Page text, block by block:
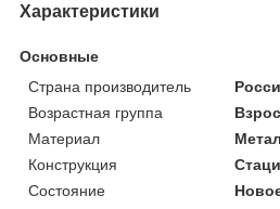
Характеристики
Основные
Страна производитель
Возрастная группа
Материал
Конструкция
Состояние